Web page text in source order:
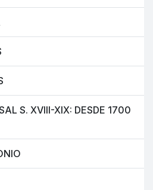
S. XVIII-XIX: DESDE 1700